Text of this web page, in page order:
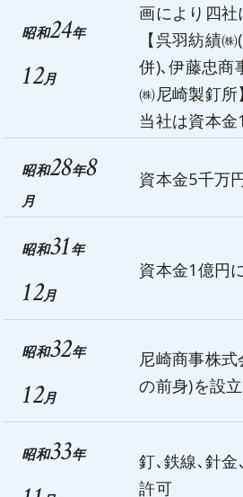
昭和24年
12月
画により四社
【呉羽紡績
併)､伊藤忠商
㈱尼崎製釘所】
当社は資本金
昭和28年8
月
資本金5千万
昭和31年
12月
資本金1億円
昭和32年
12月
尼崎商事株
の前身)を設立
昭和33年
釘､鉄線､針金
許可